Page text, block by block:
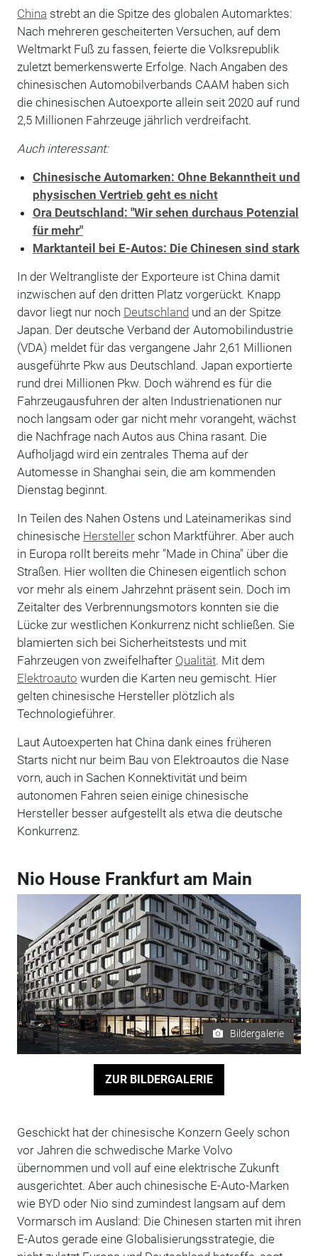
China strebt an die Spitze des globalen Automarktes:
Nach mehreren gescheiterten Versuchen, auf dem
Weltmarkt Fuß zu fassen, feierte die Volksrepublik
zuletzt bemerkenswerte Erfolge. Nach Angaben des
chinesischen Automobilverbands CAAM haben sich
die chinesischen Autoexporte allein seit 2020 auf rund
2,5 Millionen Fahrzeuge jährlich verdreifacht.
Auch interessant:
Chinesische Automarken: Ohne Bekanntheit und
physischen Vertrieb geht es nicht
Ora Deutschland: "Wir sehen durchaus Potenzial
für mehr"
Marktanteil bei E-Autos: Die Chinesen sind stark
In der Weltrangliste der Exporteure ist China damit
inzwischen auf den dritten Platz vorgerückt. Knapp
davor liegt nur noch Deutschland und an der Spitze
Japan. Der deutsche Verband der Automobilindustrie
(VDA) meldet für das vergangene Jahr 2,61 Millionen
ausgeführte Pkw aus Deutschland. Japan exportierte
rund drei Millionen Pkw. Doch während es für die
Fahrzeugausfuhren der alten Industrienationen nur
noch langsam oder gar nicht mehr vorangeht, wächst
die Nachfrage nach Autos aus China rasant. Die
Aufholjagd wird ein zentrales Thema auf der
Automesse in Shanghai sein, die am kommenden
Dienstag beginnt.
In Teilen des Nahen Ostens und Lateinamerikas sind
chinesische Herstellerschon Marktführer. Aber auch
in Europa rollt bereits mehr "Made in China" über die
Straßen. Hier wollten die Chinesen eigentlich schon
vor mehr als einem Jahrzehnt präsent sein. Doch im
Zeitalter des Verbrennungsmotors konnten sie die
Lücke zur westlichen Konkurrenz nicht schließen. Sie
blamierten sich bei Sicherheitstests und mit
Fahrzeugen von zweifelhafter Qualität. Mit dem
Elektroauto wurden die Karten neu gemischt. Hier
gelten chinesische Hersteller plötzlich als
Technologieführer.
Laut Autoexperten hat China dank eines früheren
Starts nicht nur beim Bau von Elektroautos die Nase
vorn, auch in Sachen Konnektivität und beim
autonomen Fahren seien einige chinesische
Hersteller besser aufgestellt als etwa die deutsche
Konkurrenz.
Nio House Frankfurt am Main
Bildergalerie
ZUR BILDERGALERIE
Geschickt hat der chinesische Konzern Geely schon
vor Jahren die schwedische Marke Volvo
übernommen und voll auf eine elektrische Zukunft
ausgerichtet. Aber auch chinesische E-Auto-Marken
wie BYD oder Nio sind zumindest langsam auf dem
Vormarsch im Ausland: Die Chinesen starten mit ihren
E-Autos gerade eine Globalisierungsstrategie, die